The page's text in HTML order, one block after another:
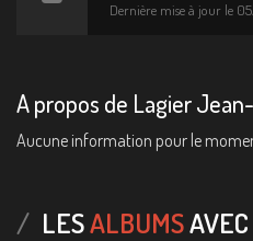
Dernière mise à jour le
A propos de Lagier
Aucune information pour le
LESALBUMS